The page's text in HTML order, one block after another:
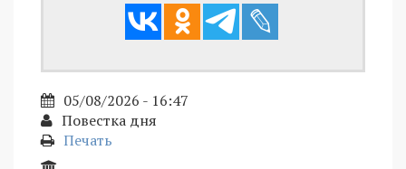
05/08/2026 - 16:47
Повестка дня
Печать